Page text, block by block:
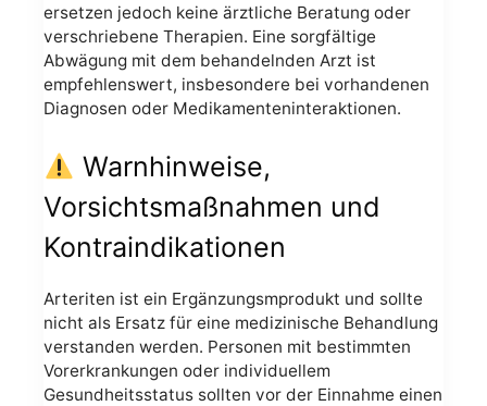
ersetzen jedoch keine ärztliche Beratung oder
verschriebene Therapien. Eine sorgfältige
Abwägung mit dem behandelnden Arzt ist
empfehlenswert, insbesondere bei vorhandenen
Diagnosen oder Medikamenteninteraktionen.
Warnhinweise,
Vorsichtsmaßnahmen und
Kontraindikationen
Arteriten ist ein Ergänzungsmprodukt und sollte
nicht als Ersatz für eine medizinische Behandlung
verstanden werden. Personen mit bestimmten
Vorerkrankungen oder individuellem
Gesundheitsstatus sollten vor der Einnahme einen